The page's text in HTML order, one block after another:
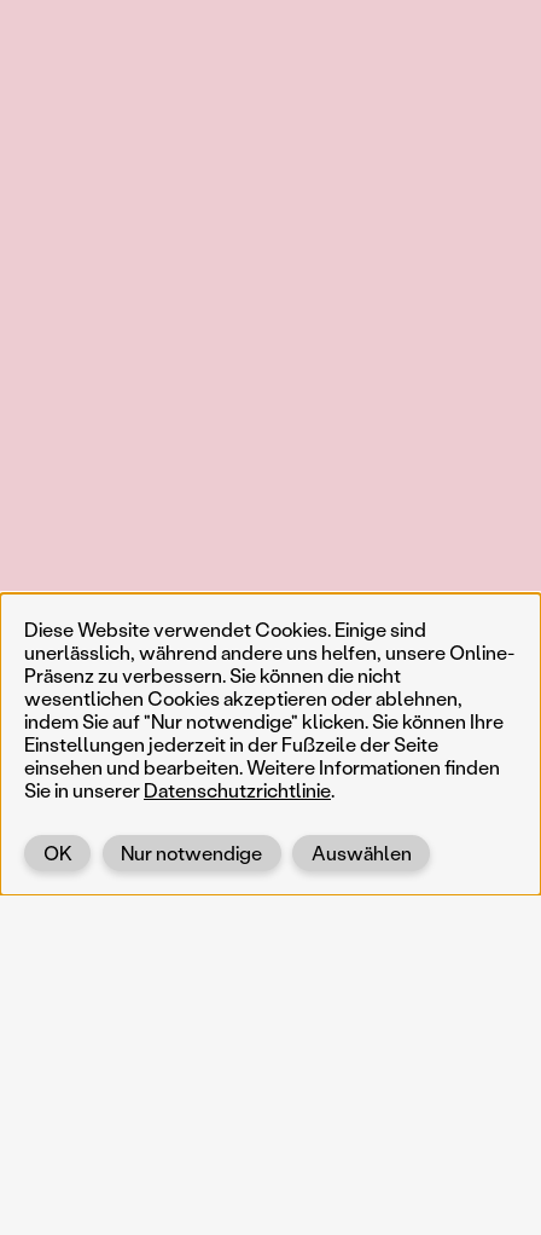
Diese Website verwendet Cookies. Einige sind
unerlässlich, während andere uns helfen, unsere Online-
Präsenz zu verbessern. Sie können die nicht
wesentlichen Cookies akzeptieren oder ablehnen,
indem Sie auf "Nur notwendige" klicken. Sie können Ihre
Einstellungen jederzeit in der Fußzeile der Seite
einsehen und bearbeiten. Weitere Informationen finden
Sie in unsererDatenschutzrichtlinie.
Auswählen
Nur notwendige
OK